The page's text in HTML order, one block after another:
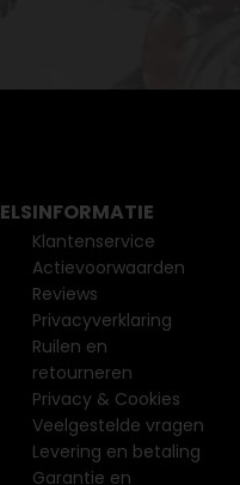
INFORMATIE
Klantenservice
Actievoorwaarden
Reviews
Privacyverklaring
Ruilen en
retourneren
Privacy & Cookies
Veelgestelde vragen
Levering en betaling
Garantie en